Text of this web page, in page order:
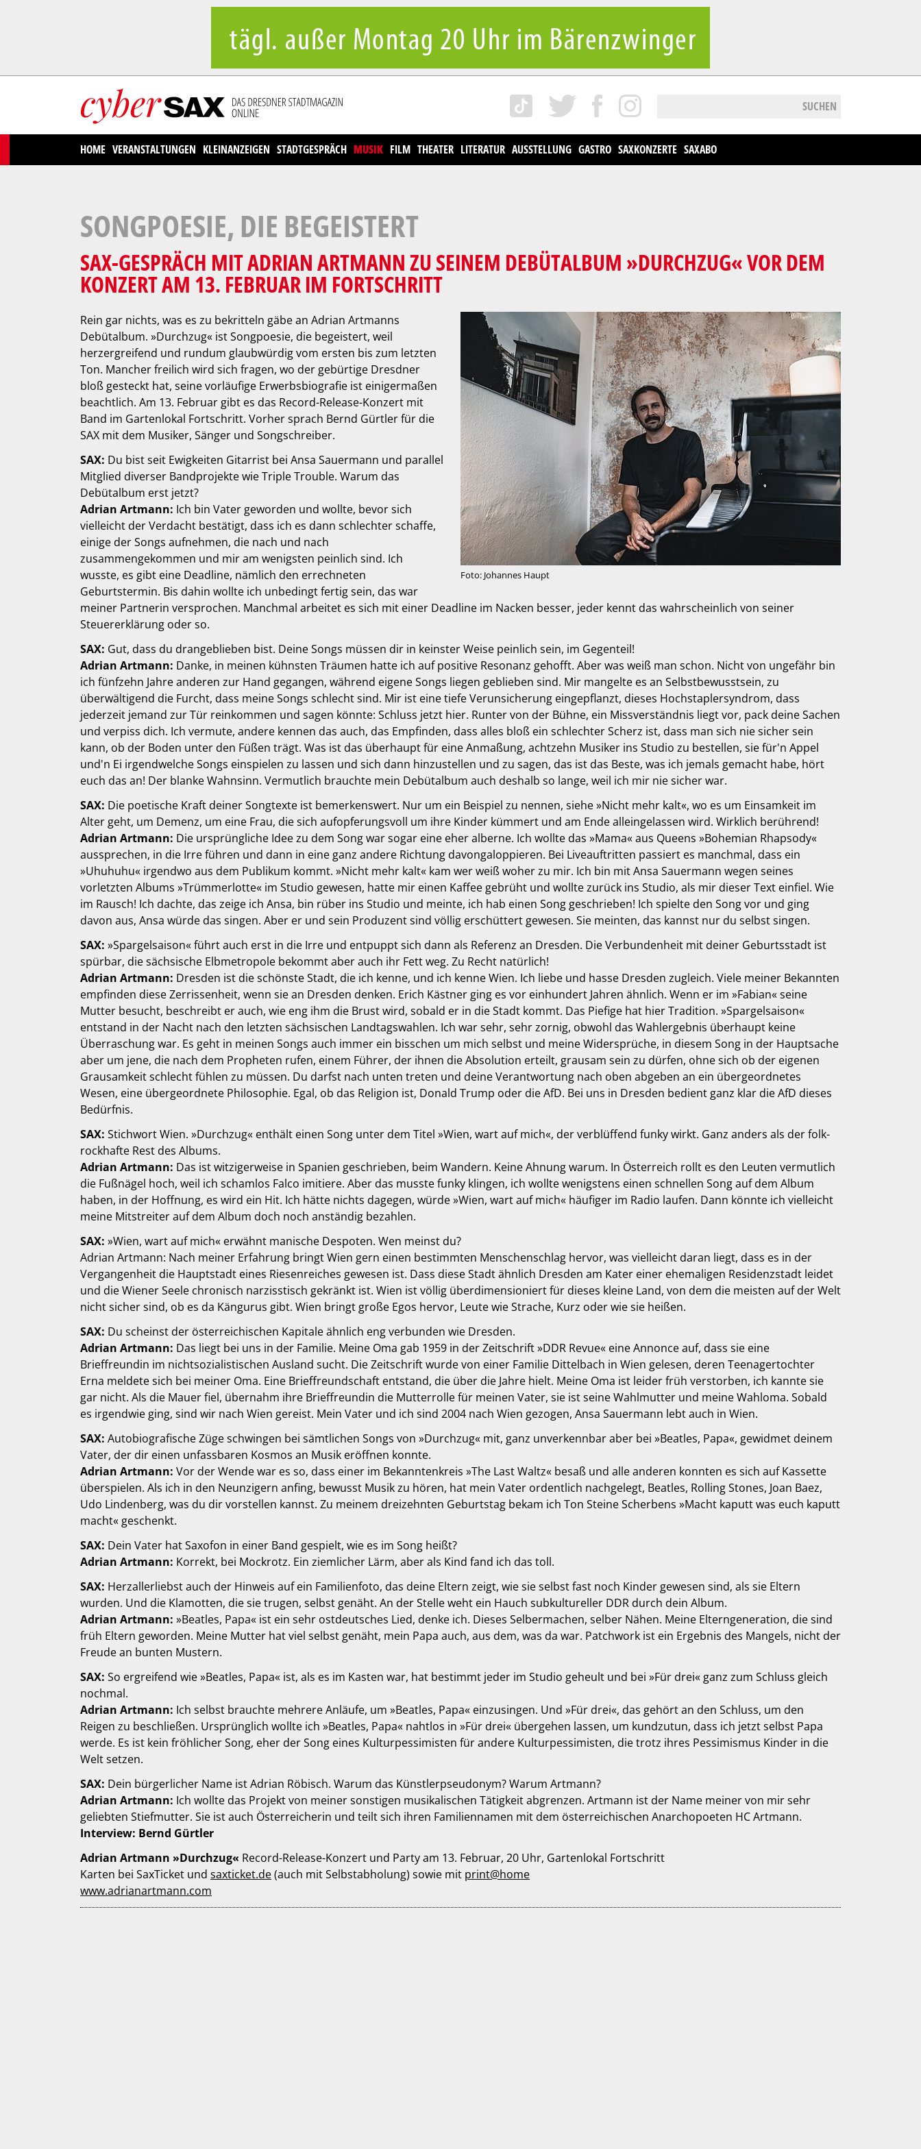
SUCHEN
HOME VERANSTALTUNGEN KLEINANZEIGEN STADTGESPRÄCH MUSIK FILM THEATER LITERATUR AUSSTELLUNG GASTRO SAXKONZERTE SAXABO
SONGPOESIE, DIE BEGEISTERT
SAX-GESPRÄCH MIT ADRIAN ARTMANN ZU SEINEM DEBÜTALBUM »DURCHZUG« VOR DEM
KONZERT AM 13. FEBRUAR IM FORTSCHRITT
Foto: Johannes Haupt
Rein gar nichts, was es zu bekritteln gäbe an Adrian Artmanns
Debütalbum. »Durchzug« ist Songpoesie, die begeistert, weil
herzergreifend und rundum glaubwürdig vom ersten bis zum letzten
Ton. Mancher freilich wird sich fragen, wo der gebürtige Dresdner
bloß gesteckt hat, seine vorläufige Erwerbsbiografie ist einigermaßen
beachtlich. Am 13. Februar gibt es das Record-Release-Konzert mit
Band im Gartenlokal Fortschritt. Vorher sprach Bernd Gürtler für die
SAX mit dem Musiker, Sänger und Songschreiber.
SAX: Du bist seit Ewigkeiten Gitarrist bei Ansa Sauermann und parallel
Mitglied diverser Bandprojekte wie Triple Trouble. Warum das
Debütalbum erst jetzt?
Adrian Artmann: Ich bin Vater geworden und wollte, bevor sich
vielleicht der Verdacht bestätigt, dass ich es dann schlechter schaffe,
einige der Songs aufnehmen, die nach und nach
zusammengekommen und mir am wenigsten peinlich sind. Ich
wusste, es gibt eine Deadline, nämlich den errechneten
Geburtstermin. Bis dahin wollte ich unbedingt fertig sein, das war
meiner Partnerin versprochen. Manchmal arbeitet es sich mit einer Deadline im Nacken besser, jeder kennt das wahrscheinlich von seiner
Steuererklärung oder so.
SAX: Gut, dass du drangeblieben bist. Deine Songs müssen dir in keinster Weise peinlich sein, im Gegenteil!
Adrian Artmann: Danke, in meinen kühnsten Träumen hatte ich auf positive Resonanz gehofft. Aber was weiß man schon. Nicht von ungefähr bin
ich fünfzehn Jahre anderen zur Hand gegangen, während eigene Songs liegen geblieben sind. Mir mangelte es an Selbstbewusstsein, zu
überwältigend die Furcht, dass meine Songs schlecht sind. Mir ist eine tiefe Verunsicherung eingepflanzt, dieses Hochstaplersyndrom, dass
jederzeit jemand zur Tür reinkommen und sagen könnte: Schluss jetzt hier. Runter von der Bühne, ein Missverständnis liegt vor, pack deine Sachen
und verpiss dich. Ich vermute, andere kennen das auch, das Empfinden, dass alles bloß ein schlechter Scherz ist, dass man sich nie sicher sein
kann, ob der Boden unter den Füßen trägt. Was ist das überhaupt für eine Anmaßung, achtzehn Musiker ins Studio zu bestellen, sie für'n Appel
und'n Ei irgendwelche Songs einspielen zu lassen und sich dann hinzustellen und zu sagen, das ist das Beste, was ich jemals gemacht habe, hört
euch das an! Der blanke Wahnsinn. Vermutlich brauchte mein Debütalbum auch deshalb so lange, weil ich mir nie sicher war.
SAX: Die poetische Kraft deiner Songtexte ist bemerkenswert. Nur um ein Beispiel zu nennen, siehe »Nicht mehr kalt«, wo es um Einsamkeit im
Alter geht, um Demenz, um eine Frau, die sich aufopferungsvoll um ihre Kinder kümmert und am Ende alleingelassen wird. Wirklich berührend!
Adrian Artmann: Die ursprüngliche Idee zu dem Song war sogar eine eher alberne. Ich wollte das »Mama« aus Queens »Bohemian Rhapsody«
aussprechen, in die Irre führen und dann in eine ganz andere Richtung davongaloppieren. Bei Liveauftritten passiert es manchmal, dass ein
»Uhuhuhu« irgendwo aus dem Publikum kommt. »Nicht mehr kalt« kam wer weiß woher zu mir. Ich bin mit Ansa Sauermann wegen seines
vorletzten Albums »Trümmerlotte« im Studio gewesen, hatte mir einen Kaffee gebrüht und wollte zurück ins Studio, als mir dieser Text einfiel. Wie
im Rausch! Ich dachte, das zeige ich Ansa, bin rüber ins Studio und meinte, ich hab einen Song geschrieben! Ich spielte den Song vor und ging
davon aus, Ansa würde das singen. Aber er und sein Produzent sind völlig erschüttert gewesen. Sie meinten, das kannst nur du selbst singen.
SAX: »Spargelsaison« führt auch erst in die Irre und entpuppt sich dann als Referenz an Dresden. Die Verbundenheit mit deiner Geburtsstadt ist
spürbar, die sächsische Elbmetropole bekommt aber auch ihr Fett weg. Zu Recht natürlich!
Adrian Artmann: Dresden ist die schönste Stadt, die ich kenne, und ich kenne Wien. Ich liebe und hasse Dresden zugleich. Viele meiner Bekannten
empfinden diese Zerrissenheit, wenn sie an Dresden denken. Erich Kästner ging es vor einhundert Jahren ähnlich. Wenn er im »Fabian« seine
Mutter besucht, beschreibt er auch, wie eng ihm die Brust wird, sobald er in die Stadt kommt. Das Piefige hat hier Tradition. »Spargelsaison«
entstand in der Nacht nach den letzten sächsischen Landtagswahlen. Ich war sehr, sehr zornig, obwohl das Wahlergebnis überhaupt keine
Überraschung war. Es geht in meinen Songs auch immer ein bisschen um mich selbst und meine Widersprüche, in diesem Song in der Hauptsache
aber um jene, die nach dem Propheten rufen, einem Führer, der ihnen die Absolution erteilt, grausam sein zu dürfen, ohne sich ob der eigenen
Grausamkeit schlecht fühlen zu müssen. Du darfst nach unten treten und deine Verantwortung nach oben abgeben an ein übergeordnetes
Wesen, eine übergeordnete Philosophie. Egal, ob das Religion ist, Donald Trump oder die AfD. Bei uns in Dresden bedient ganz klar die AfD dieses
Bedürfnis.
SAX: Stichwort Wien. »Durchzug« enthält einen Song unter dem Titel »Wien, wart auf mich«, der verblüffend funky wirkt. Ganz anders als der folk­
rockhafte Rest des Albums.
Adrian Artmann: Das ist witzigerweise in Spanien geschrieben, beim Wandern. Keine Ahnung warum. In Österreich rollt es den Leuten vermutlich
die Fußnägel hoch, weil ich schamlos Falco imitiere. Aber das musste funky klingen, ich wollte wenigstens einen schnellen Song auf dem Album
haben, in der Hoffnung, es wird ein Hit. Ich hätte nichts dagegen, würde »Wien, wart auf mich« häufiger im Radio laufen. Dann könnte ich vielleicht
meine Mitstreiter auf dem Album doch noch anständig bezahlen.
SAX: »Wien, wart auf mich« erwähnt manische Despoten. Wen meinst du?
Adrian Artmann: Nach meiner Erfahrung bringt Wien gern einen bestimmten Menschenschlag hervor, was vielleicht daran liegt, dass es in der
Vergangenheit die Hauptstadt eines Riesenreiches gewesen ist. Dass diese Stadt ähnlich Dresden am Kater einer ehemaligen Residenzstadt leidet
und die Wiener Seele chronisch narzisstisch gekränkt ist. Wien ist völlig überdimensioniert für dieses kleine Land, von dem die meisten auf der Welt
nicht sicher sind, ob es da Kängurus gibt. Wien bringt große Egos hervor, Leute wie Strache, Kurz oder wie sie heißen.
SAX: Du scheinst der österreichischen Kapitale ähnlich eng verbunden wie Dresden.
Adrian Artmann: Das liegt bei uns in der Familie. Meine Oma gab 1959 in der Zeitschrift »DDR Revue« eine Annonce auf, dass sie eine
Brieffreundin im nichtsozialistischen Ausland sucht. Die Zeitschrift wurde von einer Familie Dittelbach in Wien gelesen, deren Teenagertochter
Erna meldete sich bei meiner Oma. Eine Brieffreundschaft entstand, die über die Jahre hielt. Meine Oma ist leider früh verstorben, ich kannte sie
gar nicht. Als die Mauer fiel, übernahm ihre Brieffreundin die Mutterrolle für meinen Vater, sie ist seine Wahlmutter und meine Wahloma. Sobald
es irgendwie ging, sind wir nach Wien gereist. Mein Vater und ich sind 2004 nach Wien gezogen, Ansa Sauermann lebt auch in Wien.
SAX: Autobiografische Züge schwingen bei sämtlichen Songs von »Durchzug« mit, ganz unverkennbar aber bei »Beatles, Papa«, gewidmet deinem
Vater, der dir einen unfassbaren Kosmos an Musik eröffnen konnte.
Adrian Artmann: Vor der Wende war es so, dass einer im Bekanntenkreis »The Last Waltz« besaß und alle anderen konnten es sich auf Kassette
überspielen. Als ich in den Neunzigern anfing, bewusst Musik zu hören, hat mein Vater ordentlich nachgelegt, Beatles, Rolling Stones, Joan Baez,
Udo Lindenberg, was du dir vorstellen kannst. Zu meinem dreizehnten Geburtstag bekam ich Ton Steine Scherbens »Macht kaputt was euch kaputt
macht« geschenkt.
SAX: Dein Vater hat Saxofon in einer Band gespielt, wie es im Song heißt?
Adrian Artmann: Korrekt, bei Mockrotz. Ein ziemlicher Lärm, aber als Kind fand ich das toll.
SAX: Herzallerliebst auch der Hinweis auf ein Familienfoto, das deine Eltern zeigt, wie sie selbst fast noch Kinder gewesen sind, als sie Eltern
wurden. Und die Klamotten, die sie trugen, selbst genäht. An der Stelle weht ein Hauch subkultureller DDR durch dein Album.
Adrian Artmann: »Beatles, Papa« ist ein sehr ostdeutsches Lied, denke ich. Dieses Selbermachen, selber Nähen. Meine Elterngeneration, die sind
früh Eltern geworden. Meine Mutter hat viel selbst genäht, mein Papa auch, aus dem, was da war. Patchwork ist ein Ergebnis des Mangels, nicht der
Freude an bunten Mustern.
SAX: So ergreifend wie »Beatles, Papa« ist, als es im Kasten war, hat bestimmt jeder im Studio geheult und bei »Für drei« ganz zum Schluss gleich
nochmal.
Adrian Artmann: Ich selbst brauchte mehrere Anläufe, um »Beatles, Papa« einzusingen. Und »Für drei«, das gehört an den Schluss, um den
Reigen zu beschließen. Ursprünglich wollte ich »Beatles, Papa« nahtlos in »Für drei« übergehen lassen, um kundzutun, dass ich jetzt selbst Papa
werde. Es ist kein fröhlicher Song, eher der Song eines Kulturpessimisten für andere Kulturpessimisten, die trotz ihres Pessimismus Kinder in die
Welt setzen.
SAX: Dein bürgerlicher Name ist Adrian Röbisch. Warum das Künstlerpseudonym? Warum Artmann?
Adrian Artmann: Ich wollte das Projekt von meiner sonstigen musikalischen Tätigkeit abgrenzen. Artmann ist der Name meiner von mir sehr
geliebten Stiefmutter. Sie ist auch Österreicherin und teilt sich ihren Familiennamen mit dem österreichischen Anarchopoeten HC Artmann.
Interview: Bernd Gürtler
Adrian Artmann »Durchzug« Record-Release-Konzert und Party am 13. Februar, 20 Uhr, Gartenlokal Fortschritt
Karten bei SaxTicket und saxticket.de(auch mit Selbstabholung) sowie mit print@home
www.adrianartmann.com